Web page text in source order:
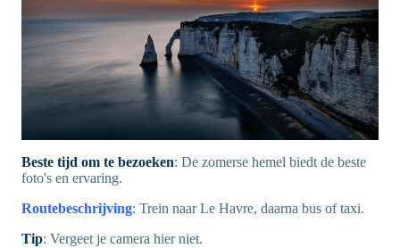
Beste tijd om te bezoeken: De zomerse hemel biedt de beste
foto's en ervaring.
Routebeschrijving: Trein naar Le Havre, daarna bus of taxi.
Tip: Vergeet je camera hier niet.